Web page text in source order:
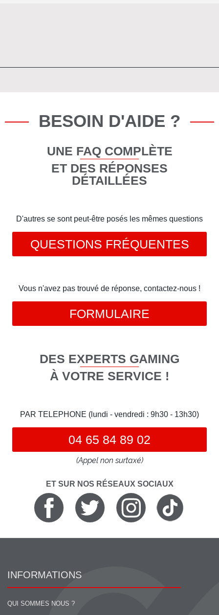
BESOIN D'AIDE ?
UNE FAQ COMPLÈTE
ET DES RÉPONSES
DÉTAILLÉES
D'autres se sont peut-être posés les mêmes questions
QUESTIONS FRÉQUENTES
Vous n'avez pas trouvé de réponse, contactez-nous !
FORMULAIRE
DES EXPERTS GAMING
À VOTRE SERVICE !
PAR TELEPHONE (lundi - vendredi : 9h30 - 13h30)
04 65 84 89 02
(Appel non surtaxé)
ET SUR NOS RÉSEAUX SOCIAUX
INFORMATIONS
QUI SOMMES NOUS ?